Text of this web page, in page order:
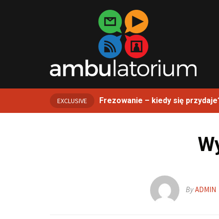
EXCLUSIVE Frezowanie – kiedy się
ByADMIN